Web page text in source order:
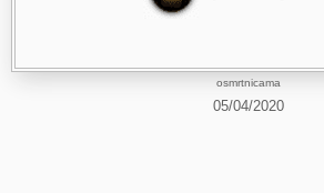
osmrtnicama
05/04/2020